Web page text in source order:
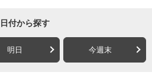
日付から探す
明日 今週末